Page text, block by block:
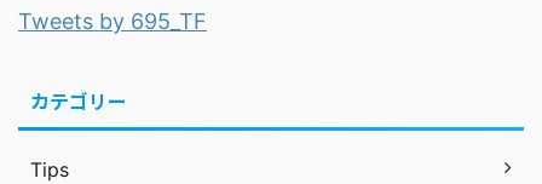
Tweets by 695_TF
カテゴリー
Tips